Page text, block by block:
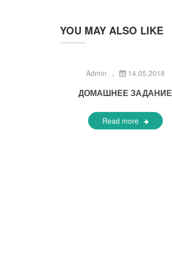
YOU MAY ALSO LIKE
Admin 14.05.2018
ДОМАШНЕЕ ЗАДАНИЕ
Read more